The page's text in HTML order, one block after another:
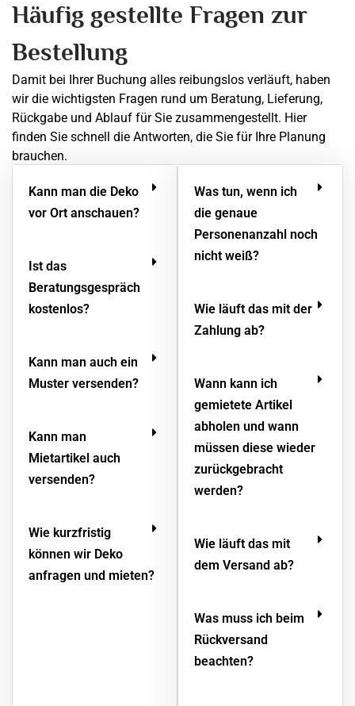
Häufig gestellte Fragen zur
Bestellung
Damit bei Ihrer Buchung alles reibungslos verläuft, haben
wir die wichtigsten Fragen rund um Beratung, Lieferung,
Rückgabe und Ablauf für Sie zusammengestellt. Hier
finden Sie schnell die Antworten, die Sie für Ihre Planung
brauchen.
Kann man die Deko
vor Ort anschauen?
Ist das
Beratungsgespräch
kostenlos?
Kann man auch ein
Muster versenden?
Kann man
Mietartikel auch
versenden?
Wie kurzfristig
können wir Deko
anfragen und mieten?
Was tun, wenn ich
die genaue
Personenanzahl noch
nicht weiß?
Wie läuft das mit der
Zahlung ab?
Wann kann ich
gemietete Artikel
abholen und wann
müssen diese wieder
zurückgebracht
werden?
Wie läuft das mit
dem Versand ab?
Was muss ich beim
Rückversand
beachten?